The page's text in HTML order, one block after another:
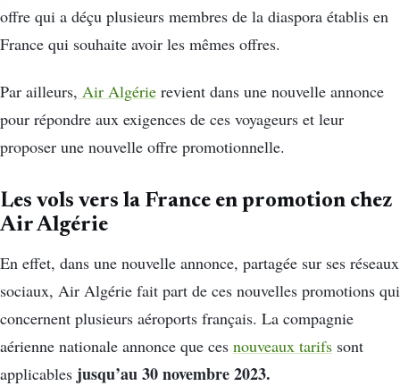
offre qui a déçu plusieurs membres de la diaspora établis en
France qui souhaite avoir les mêmes offres.
Par ailleurs, Air Algérie revient dans une nouvelle annonce
pour répondre aux exigences de ces voyageurs et leur
proposer une nouvelle offre promotionnelle.
Les vols vers la France en promotion chez
Air Algérie
En effet, dans une nouvelle annonce, partagée sur ses réseaux
sociaux, Air Algérie fait part de ces nouvelles promotions qui
concernent plusieurs aéroports français. La compagnie
aérienne nationale annonce que ces nouveaux tarifs sont
applicables jusqu’au 30 novembre 2023.